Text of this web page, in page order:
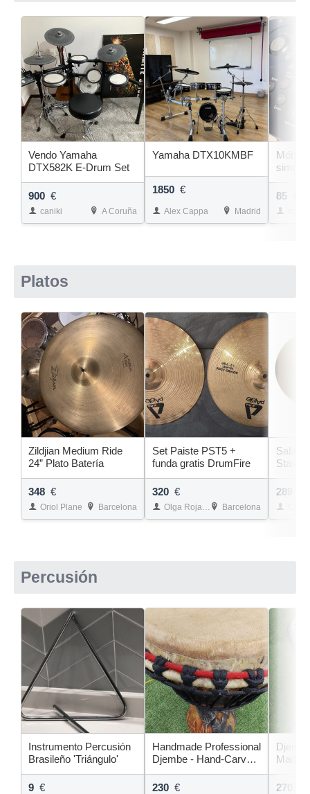
Vendo Yamaha
DTX582K E-Drum Set
900 €
caniki A Coruña
Yamaha DTX10KMBF
1850 €
Alex Cappa Madrid
Móbuli
85
Platos
Zildjian Medium Ride
24” Plato Batería
348 €
Oriol Plane Barcelona
Set Paiste PST5 +
funda gratis DrumFire
320 €
Olga Rojas Reixach Barcelona
Stax.
289
Percusión
Instrumento Percusión
Brasileño 'Triángulo'
9 €
Handmade Professional
Djembe - Hand-Carved
Solid Wood - 5kg
230 € 270